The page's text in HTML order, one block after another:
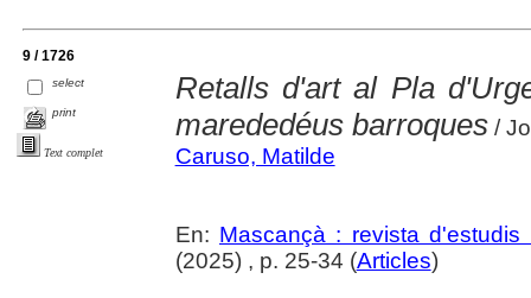
9 / 1726
select
print
Text complet
Retalls d'art al Pla
marededéus barroques/
Caruso, Matilde
En: Mascançà : revista
(2025) , p. 25-34 (Articles)